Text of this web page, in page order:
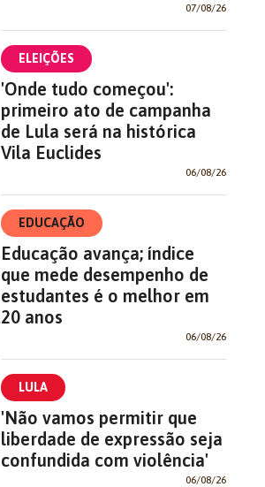
07/08/26
ELEIÇÕES
'Onde tudo começou':
primeiro ato de campanha
de Lula será na histórica
Vila Euclides
06/08/26
EDUCAÇÃO
Educação avança; índice
que mede desempenho de
estudantes é o melhor em
20 anos
06/08/26
LULA
'Não vamos permitir que
liberdade de expressão seja
confundida com violência'
06/08/26